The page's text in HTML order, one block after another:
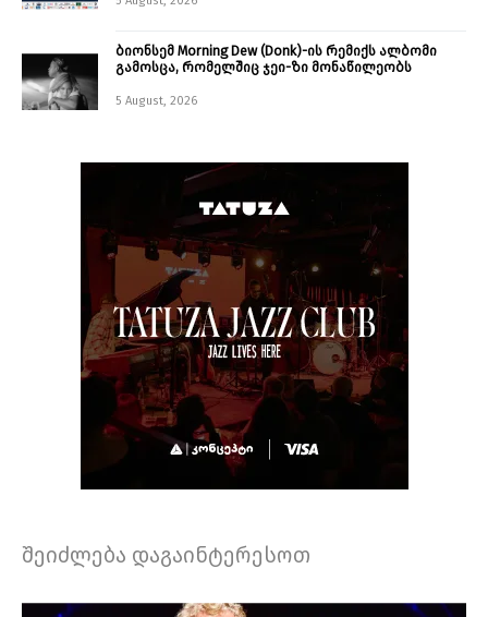
ბიონსემ Morning Dew (Donk)-ის რემიქს ალბომი
გამოსცა, რომელშიც ჯეი-ზი მონაწილეობს
5 August, 2026
შეიძლება დაგაინტერესოთ